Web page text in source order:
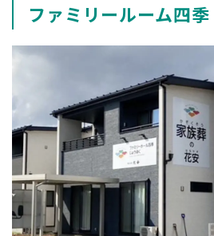
ファミリールーム四季